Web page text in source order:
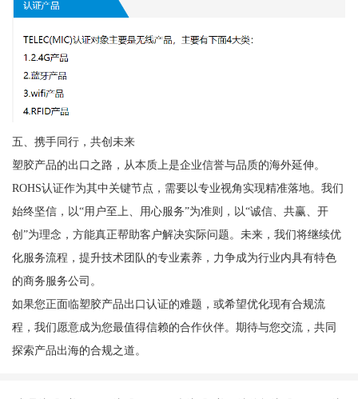
五、携手同行，共创未来
塑胶产品的出口之路，从本质上是企业信誉与品质的海外延伸。
ROHS认证作为其中关键节点，需要以专业视角实现精准落地。我们
始终坚信，以“用户至上、用心服务”为准则，以“诚信、共赢、开
创”为理念，方能真正帮助客户解决实际问题。未来，我们将继续优
化服务流程，提升技术团队的专业素养，力争成为行业内具有特色
的商务服务公司。
如果您正面临塑胶产品出口认证的难题，或希望优化现有合规流
程，我们愿意成为您最值得信赖的合作伙伴。期待与您交流，共同
探索产品出海的合规之道。